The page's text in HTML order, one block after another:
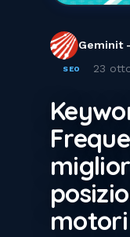
Geminit
SEO 23